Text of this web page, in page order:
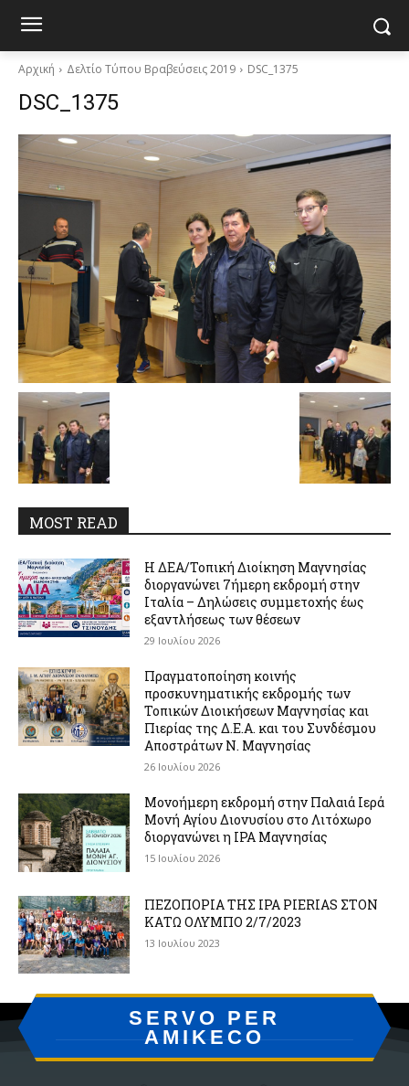
Αρχική Δελτίο Τύπου Βραβεύσεις 2019 DSC_1375
DSC_1375
MOST READ
Η ΔΕΑ/Τοπική Διοίκηση Μαγνησίας
διοργανώνει 7ήμερη εκδρομή στην
Ιταλία – Δηλώσεις συμμετοχής έως
εξαντλήσεως των θέσεων
29 Ιουλίου 2026
Πραγματοποίηση κοινής
προσκυνηματικής εκδρομής των
Τοπικών Διοικήσεων Μαγνησίας και
Πιερίας της Δ.Ε.Α. και του Συνδέσμου
Αποστράτων Ν. Μαγνησίας
26 Ιουλίου 2026
Μονοήμερη εκδρομή στην Παλαιά Ιερά
Μονή Αγίου Διονυσίου στο Λιτόχωρο
διοργανώνει η IPA Μαγνησίας
15 Ιουλίου 2026
ΠΕΖΟΠΟΡΙΑ ΤΗΣ IPA PIERIAS ΣΤΟΝ
ΚΑΤΩ ΟΛΥΜΠΟ 2/7/2023
13 Ιουλίου 2023
SERVO PER
AMIKECO